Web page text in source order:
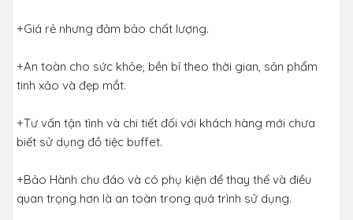
+Giá rẻ nhưng đảm bảo chất lượng.
+An toàn cho sức khỏe, bền bỉ theo thời gian, sản phẩm
tinh xảo và đẹp mắt.
+Tư vấn tận tình và chi tiết đối với khách hàng mới chưa
biết sử dụng đồ tiệc buffet.
+Bảo Hành chu đáo và có phụ kiện để thay thế và điều
quan trọng hơn là an toàn trong quá trình sử dụng.